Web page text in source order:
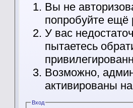
Вы не
попробуйте ещё
У вас
пытаетесь
Возможно,
активированы
Вход